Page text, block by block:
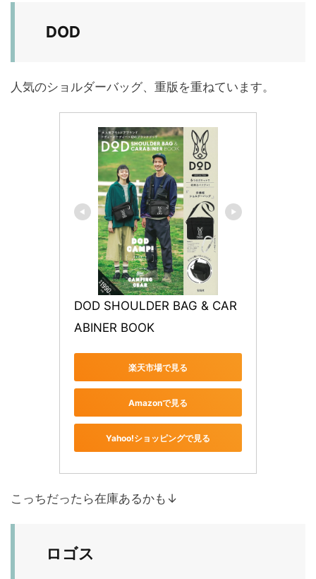
DOD
人気のショルダーバッグ、重版を重ねています。
DOD SHOULDER BAG & CAR
ABINER BOOK
楽天市場で見る
Amazonで見る
Yahoo!ショッピングで見る
こっちだったら在庫あるかも↓
ロゴス